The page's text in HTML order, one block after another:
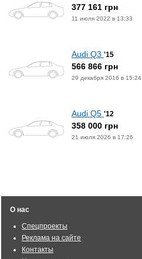
377 161 грн
11 июля 2022 в 13:33
Audi Q3 '15
566 866 грн
29 декабря 2016 в 15:24
Audi Q5 '12
358 000 грн
21 июля 2026 в 17:26
О нас
Спецпроекты
Реклама на сайте
Контакты